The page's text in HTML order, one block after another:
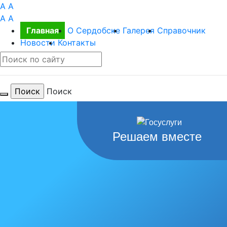
A A
A A
Главная
О Сердобске Галерея Справочник
Новости Контакты
Поиск
Решаем вместе
Для тебя